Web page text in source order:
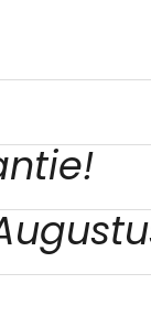
nieuwe